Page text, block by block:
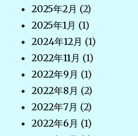
2025年2月 (2)
2025年1月 (1)
2024年12月 (1)
2022年11月 (1)
2022年9月 (1)
2022年8月 (2)
2022年7月 (2)
2022年6月 (1)